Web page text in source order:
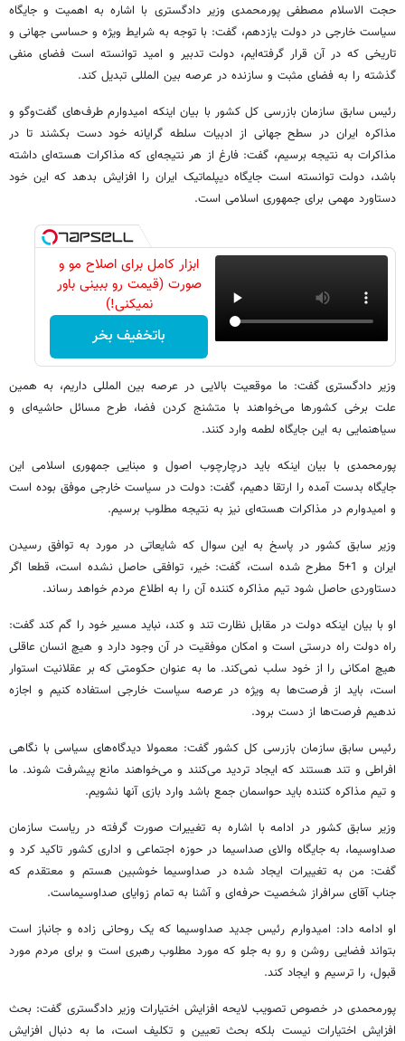
حجت الاسلام مصطفی پورمحمدی وزیر دادگستری با اشاره به اهمیت و جایگاه
سیاست خارجی در دولت یازدهم، گفت: با توجه به شرایط ویژه و حساسی جهانی و
تاریخی که در آن قرار گرفته‌ایم، دولت تدبیر و امید توانسته است فضای منفی
گذشته را به فضای مثبت و سازنده در عرصه بین المللی تبدیل کند.
رئیس سابق سازمان بازرسی کل کشور با بیان اینکه امیدوارم طرف‌های گفت‌وگو و
مذاکره ایران در سطح جهانی از ادبیات سلطه گرایانه خود دست بکشند تا در
مذاکرات به نتیجه برسیم، گفت: فارغ از هر نتیجه‌ای که مذاکرات هسته‌ای داشته
باشد، دولت توانسته است جایگاه دیپلماتیک ایران را افزایش بدهد که این خود
دستاورد مهمی برای جمهوری اسلامی است.
ابزار کامل برای اصلاح مو و
صورت (قیمت رو ببینی باور
نمیکنی!)
باتخفیف بخر
وزیر دادگستری گفت: ما موقعیت بالایی در عرصه بین المللی داریم، به همین
علت برخی کشورها می‌خواهند با متشنج کردن فضا، طرح مسائل حاشیه‌ای و
سیاهنمایی به این جایگاه لطمه وارد کنند.
پورمحمدی با بیان اینکه باید درچارچوب اصول و مبنایی جمهوری اسلامی این
جایگاه بدست آمده را ارتقا دهیم، گفت: دولت در سیاست خارجی موفق بوده است
و امیدوارم در مذاکرات هسته‌ای نیز به نتیجه مطلوب برسیم.
وزیر سابق کشور در پاسخ به این سوال که شایعاتی در مورد به توافق رسیدن
ایران و 1+5 مطرح شده است، گفت: خیر، توافقی حاصل نشده است، قطعا اگر
دستاوردی حاصل شود تیم مذاکره کننده آن را به اطلاع مردم خواهد رساند.
او با بیان اینکه دولت در مقابل نظارت تند و کند، نباید مسیر خود را گم کند گفت:
راه دولت راه درستی است و امکان موفقیت در آن وجود دارد و هیچ انسان عاقلی
هیچ امکانی را از خود سلب نمی‌کند. ما به عنوان حکومتی که بر عقلانیت استوار
است، باید از فرصت‌ها به ویژه در عرصه سیاست خارجی استفاده کنیم و اجازه
ندهیم فرصت‌ها از دست برود.
رئیس سابق سازمان بازرسی کل کشور گفت: معمولا دیدگاه‌های سیاسی با نگاهی
افراطی و تند هستند که ایجاد تردید می‌کنند و می‌خواهند مانع پیشرفت شوند. ما
و تیم مذاکره کننده باید حواسمان جمع باشد وارد بازی آنها نشویم.
وزیر سابق کشور در ادامه با اشاره به تغییرات صورت گرفته در ریاست سازمان
صداوسیما، به جایگاه والای صداسیما در حوزه اجتماعی و اداری کشور تاکید کرد و
گفت: من به تغییرات ایجاد شده در صداوسیما خوشبین هستم و معتقدم که
جناب آقای سرافراز شخصیت حرفه‌ای و آشنا به تمام زوایای صداوسیماست.
او ادامه داد: امیدوارم رئیس جدید صداوسیما که یک روحانی زاده و جانباز است
بتواند فضایی روشن و رو به جلو که مورد مطلوب رهبری است و برای مردم مورد
قبول، را ترسیم و ایجاد کند.
پورمحمدی در خصوص تصویب لایحه افزایش اختیارات وزیر دادگستری گفت: بحث
افزایش اختیارات نیست بلکه بحث تعیین و تکلیف است، ما به دنبال افزایش